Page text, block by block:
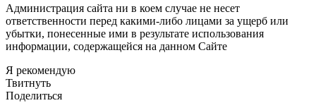
Администрация сайта ни в коем случае не несет
ответственности перед какими-либо лицами за ущерб или
убытки, понесенные ими в результате использования
информации, содержащейся на данном Сайте
Я рекомендую
Твитнуть
Поделиться